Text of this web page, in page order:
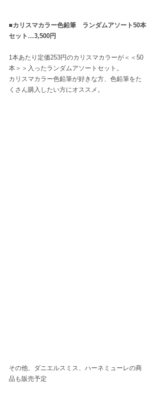
■カリスマカラー色鉛筆　ランダムアソート50本
セット…3,500円
1本あたり定価253円のカリスマカラーが＜＜50
本＞＞入ったランダムアソートセット。
カリスマカラー色鉛筆が好きな方、色鉛筆をた
くさん購入したい方にオススメ。
その他、ダニエルスミス、ハーネミューレの商
品も販売予定